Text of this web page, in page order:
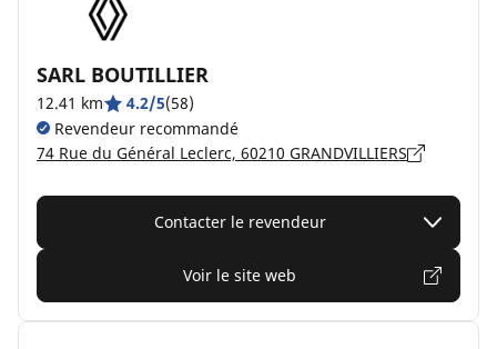
SARL BOUTILLIER
12.41 km 4.2/5(58)
Revendeur recommandé
74 Rue du Général Leclerc, 60210 GRANDVILLIERS
Contacter le revendeur
Voir le site web